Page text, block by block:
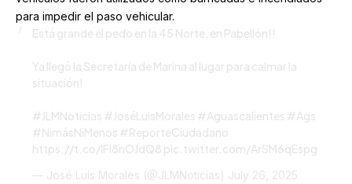
para impedir el paso vehicular.
Está grande el pedo en la 45 Norte, en Pabellón!!
Ya llegó la Secretaría de Marina al lugar para calmar la
situación!
#JLMNoticias #JoséLuisMorales #Aguascalientes #Ags
#NimásNiMenos #ReporteCiudadano
https://t.co/lFI8nOJdQ8 pic.twitter.com/ArSM6qEspg
— José Luis Morales (@JLMNoticias) July 26, 2025